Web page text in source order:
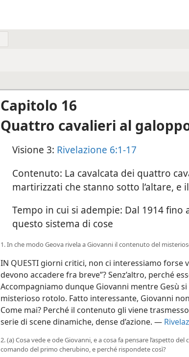
Capitolo 16
Quattro cavalieri al
Visione 3: Rivelazione 6:1-17
Contenuto: La cavalcata dei quattro
martirizzati che stanno sotto l’altare, e
Tempo in cui si adempie: Dal 1914 fino
questo sistema di cose
1. In che modo Geova rivela a Giovanni il contenuto del
IN QUESTI giorni critici, non ci interessiamo forse
devono accadere fra breve”? Senz’altro, perché
Accompagniamo dunque Giovanni mentre Gesù
misterioso rotolo. Fatto interessante, Giovanni
Come mai? Perché il contenuto gli viene
serie di scene dinamiche, dense d’azione. —
2. (a) Cosa vede e ode Giovanni, e a cosa fa pensare l’aspetto
comando del primo cherubino, e perché rispondete così?